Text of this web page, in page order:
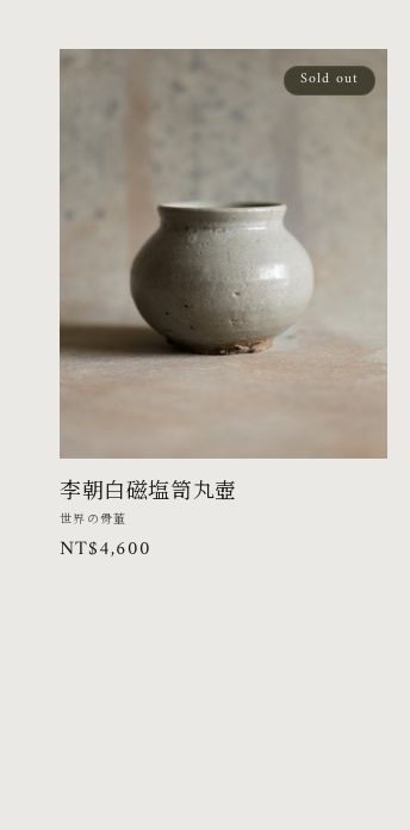
Sold out
李朝白磁塩笥丸壺
廠
商：
世界の骨董
定
NT$4,600